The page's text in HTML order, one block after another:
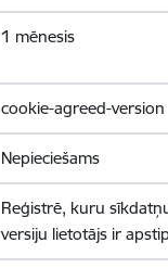
1 mēnesis
cookie-agreed-version
Nepieciešams
Reģistrē, kuru
versiju lietotājs ir